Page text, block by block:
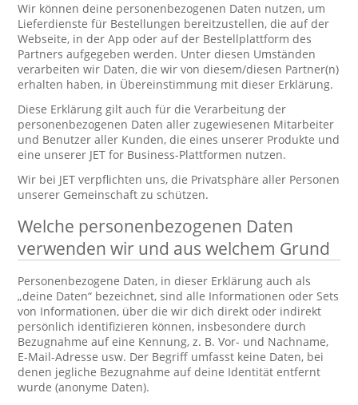
Wir können deine personenbezogenen Daten nutzen, um
Lieferdienste für Bestellungen bereitzustellen, die auf der
Webseite, in der App oder auf der Bestellplattform des
Partners aufgegeben werden. Unter diesen Umständen
verarbeiten wir Daten, die wir von diesem/diesen Partner(n)
erhalten haben, in Übereinstimmung mit dieser Erklärung.
Diese Erklärung gilt auch für die Verarbeitung der
personenbezogenen Daten aller zugewiesenen Mitarbeiter
und Benutzer aller Kunden, die eines unserer Produkte und
eine unserer JET for Business-Plattformen nutzen.
Wir bei JET verpflichten uns, die Privatsphäre aller Personen
unserer Gemeinschaft zu schützen.
Welche personenbezogenen Daten
verwenden wir und aus welchem Grund
Personenbezogene Daten, in dieser Erklärung auch als
„deine Daten“ bezeichnet, sind alle Informationen oder Sets
von Informationen, über die wir dich direkt oder indirekt
persönlich identifizieren können, insbesondere durch
Bezugnahme auf eine Kennung, z. B. Vor- und Nachname,
E-Mail-Adresse usw. Der Begriff umfasst keine Daten, bei
denen jegliche Bezugnahme auf deine Identität entfernt
wurde (anonyme Daten).